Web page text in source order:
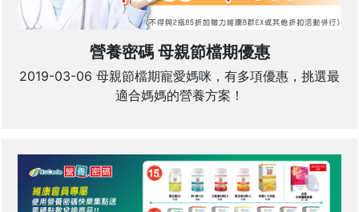
營養密碼 母親節檔期優惠
2019-03-06 母親節檔期寵愛媽咪，有多項優惠，挑選最
適合媽媽的營養方案！